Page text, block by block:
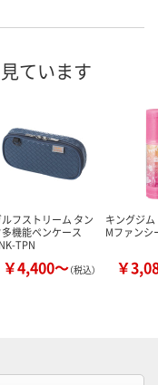
ています
ルフストリーム タン
多機能ペンケース
TPN
￥4,400～（税込）
キングジ
Mファンシ
￥